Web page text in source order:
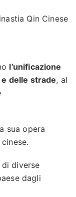
l’unificazione
delle strade, al
sua opera
diverse
dagli